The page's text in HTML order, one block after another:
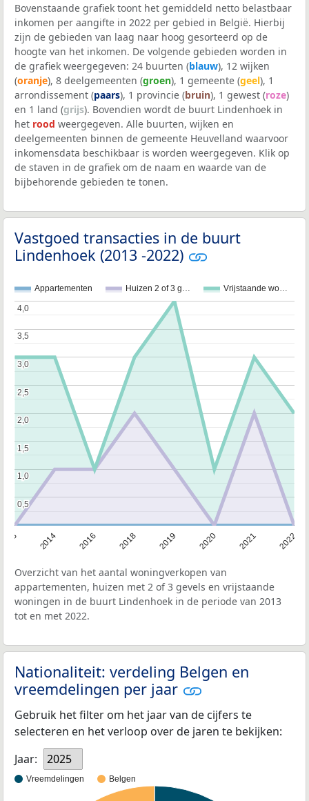
Bovenstaande grafiek toont het gemiddeld netto belastbaar
inkomen per aangifte in 2022 per gebied in België. Hierbij
zijn de gebieden van laag naar hoog gesorteerd op de
hoogte van het inkomen. De volgende gebieden worden in
de grafiek weergegeven: 24 buurten (blauw), 12 wijken
(oranje), 8 deelgemeenten (groen), 1 gemeente (geel), 1
arrondissement (paars), 1 provincie (bruin), 1 gewest (roze)
en 1 land (grijs). Bovendien wordt de buurt Lindenhoek in
het rood weergegeven. Alle buurten, wijken en
deelgemeenten binnen de gemeente Heuvelland waarvoor
inkomensdata beschikbaar is worden weergegeven. Klik op
de staven in de grafiek om de naam en waarde van de
bijbehorende gebieden te tonen.
Vastgoed transacties in de buurt
Lindenhoek (2013 -2022)
Appartementen Huizen 2 of 3 g… Vrijstaande wo…
2014 2016 2018 2019 2020 2021 2022
0,5
0,5
1,0
1,0
1,5
1,5
2,0
2,0
2,5
2,5
3,0
3,0
3,5
3,5
4,0
4,0
Overzicht van het aantal woningverkopen van
appartementen, huizen met 2 of 3 gevels en vrijstaande
woningen in de buurt Lindenhoek in de periode van 2013
tot en met 2022.
Nationaliteit: verdeling Belgen en
vreemdelingen per jaar
Gebruik het filter om het jaar van de cijfers te
selecteren en het verloop over de jaren te bekijken:
Jaar:
2025
Vreemdelingen Belgen